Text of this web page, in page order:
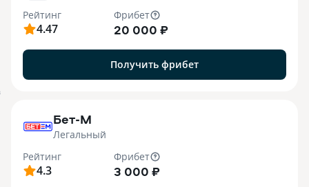
Рейтинг
4.47
Фрибет
20 000 ₽
Получить фрибет
Бет-М
Легальный
Рейтинг
4.3
Фрибет
3 000 ₽